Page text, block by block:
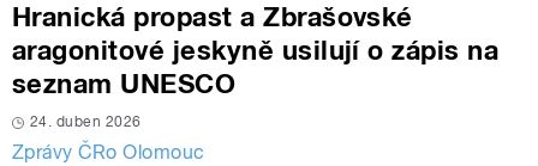
Hranická propast a Zbrašovské
aragonitové jeskyně usilují o zápis na
seznam UNESCO
24. duben 2026
Zprávy ČRo Olomouc